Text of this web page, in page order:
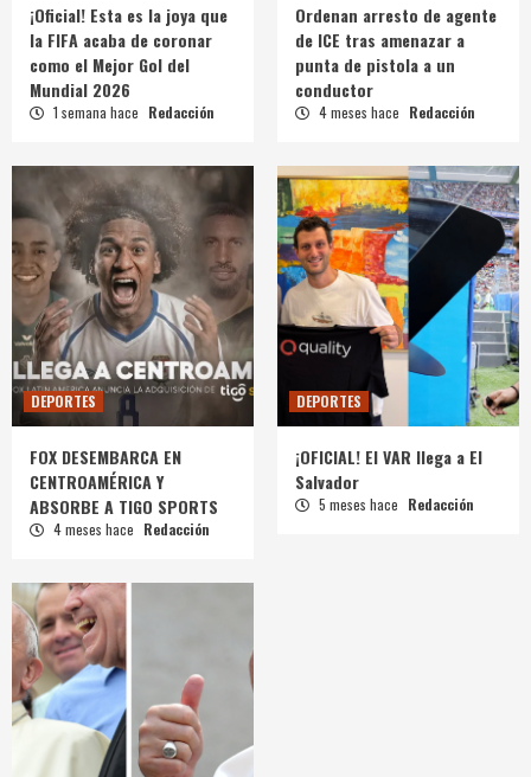
¡Oficial! Esta es la joya que
la FIFA acaba de coronar
como el Mejor Gol del
Mundial 2026
1 semana hace Redacción
Ordenan arresto de agente
de ICE tras amenazar a
punta de pistola a un
conductor
4 meses hace Redacción
DEPORTES
FOX DESEMBARCA EN
CENTROAMÉRICA Y
ABSORBE A TIGO SPORTS
4 meses hace Redacción
DEPORTES
¡OFICIAL! El VAR llega a El
Salvador
5 meses hace Redacción